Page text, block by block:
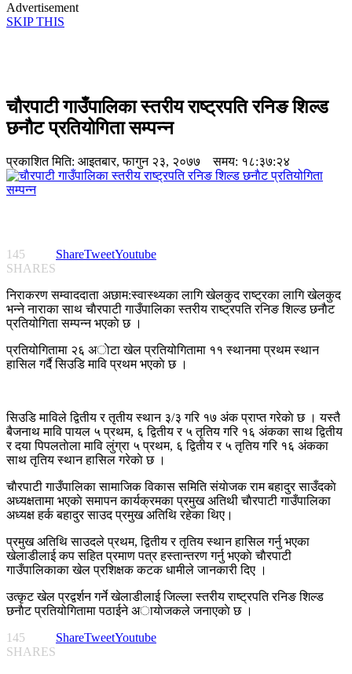
Advertisement
SKIP THIS
चाैरपाटी गाउँपालिका स्तरीय राष्ट्रपति रनिङ शिल्ड
छनाैट प्रतियोगिता सम्पन्न
प्रकाशित मिति: आइतबार, फागुन २३, २०७७ समय: १८:३७:२४
145
SHARES
ShareTweetYoutube
निराकरण सम्वाददाता अछाम:स्वास्थ्यका लागि खेलकुद राष्ट्रका लागि खेलकुद
भन्ने नाराका साथ चाैरपाटी गाउँपालिका स्तरीय राष्ट्रपति रनिङ शिल्ड छनाैट
प्रतियोगिता सम्पन्न भएकाे छ ।
प्रतियोगितामा २६ अाेटा खेल प्रतियोगितामा ११ स्थानमा प्रथम स्थान
हासिल गर्दै सिउडि मावि प्रथम भएकाे छ ।
सिउडि माविले द्वितीय र तृतीय स्थान ३/३ गरि १७ अंक प्राप्त गरेकाे छ । यस्तै
बैजनाथ मावि पायल ५ प्रथम, ६ द्वितीय र ५ तृतिय गरि १६ अंकका साथ द्वितीय
र दया पिपलताेला मावि लुंग्रा ५ प्रथम, ६ द्वितीय र ५ तृतिय गरि १६ अंकका
साथ तृतिय स्थान हासिल गरेकाे छ ।
चाैरपाटी गाउँपालिका सामाजिक विकास समिति संयाेजक राम बहादुर साउँदकाे
अध्यक्षतामा भएकाे समापन कार्यक्रमका प्रमुख अतिथी चाैरपाटी गाउँपालिका
अध्यक्ष हर्क बहादुर साउद प्रमुख अतिथि रहेका थिए।
प्रमुख अतिथि साउदले प्रथम, द्वितीय र तृतिय स्थान हासिल गर्नु भएका
खेलाडीलाई कप सहित प्रमाण पत्र हस्तान्तरण गर्नु भएकाे चाैरपाटी
गाउँपालिकाका खेल प्रशिक्षक कटक धामीले जानकारी दिए ।
उत्कृट खेल प्रद्वर्शन गर्ने खेलाडीलाई जिल्ला स्तरीय राष्ट्रपति रनिङ शिल्ड
छनाैट प्रतियोगितामा पठाईने अायाेजकले जनाएकाे छ ।
145
SHARES
ShareTweetYoutube